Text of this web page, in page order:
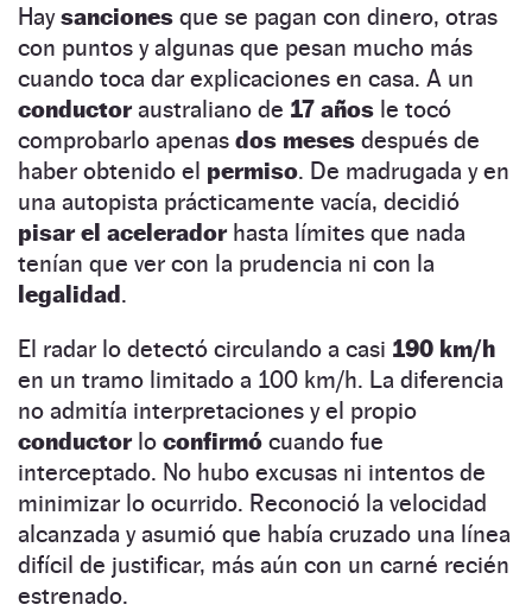
Haysanciones que se pagan con dinero, otras
con puntos y algunas que pesan mucho más
cuando toca dar explicaciones en casa. A un
conductoraustraliano de 17 años le tocó
comprobarlo apenas dos meses después de
haber obtenido el permiso. De madrugada y en
una autopista prácticamente vacía, decidió
pisar el aceleradorhasta límites que nada
tenían que ver con la prudencia ni con la
legalidad.
El radar lo detectó circulando a casi 190 km/h
en un tramo limitado a 100 km/h. La diferencia
no admitía interpretaciones y el propio
conductor lo confirmó cuando fue
interceptado. No hubo excusas ni intentos de
minimizar lo ocurrido. Reconoció la velocidad
alcanzada y asumió que había cruzado una línea
difícil de justificar, más aún con un carné recién
estrenado.